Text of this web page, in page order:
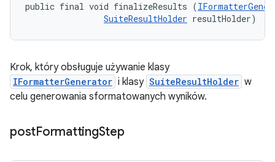
public final void finalizeResults (
SuiteResultHolder resultHolder)
Krok, który obsługuje używanie klasy
IFormatterGenerator i klasy SuiteResultHolder w
celu generowania sformatowanych wyników.
postFormattingStep